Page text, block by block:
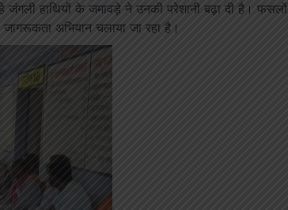
जंगली हाथियों के जमावड़े ने उनकी परेशानी बढ़ा दी है। फसलों
अभियान चलाया जा रहा है।